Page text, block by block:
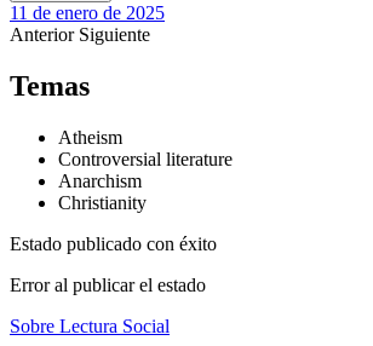
11 de enero de 2025
Anterior Siguiente
Temas
Atheism
Controversial literature
Anarchism
Christianity
Estado publicado con éxito
Error al publicar el estado
Sobre Lectura Social